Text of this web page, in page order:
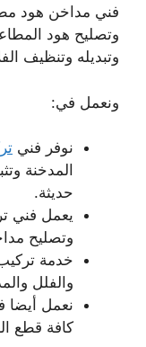
فني مداخن هود
وتصليح هود
وتبديله وتنظيف
ونعمل في:
نوفر فني
المدخنة
حديثة.
يعمل فني
وتصليح
خدمة
والفلل
نعمل أيضا
كافة قطع